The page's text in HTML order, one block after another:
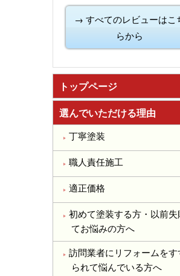
→ すべてのレビューはこ
らから
トップページ
選んでいただける理由
丁寧塗装
職人責任施工
適正価格
初めて塗装する方・以前失
てお悩みの方へ
訪問業者にリフォームをす
られて悩んでいる方へ